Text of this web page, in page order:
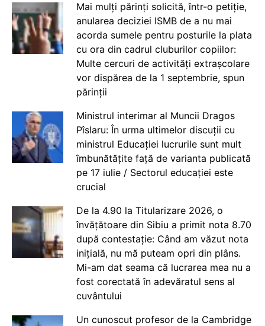
Mai mulți părinți solicită, într-o petiție,
anularea deciziei ISMB de a nu mai
acorda sumele pentru posturile la plata
cu ora din cadrul cluburilor copiilor:
Multe cercuri de activități extrașcolare
vor dispărea de la 1 septembrie, spun
părinții
Ministrul interimar al Muncii Dragos
Pîslaru: În urma ultimelor discuții cu
ministrul Educației lucrurile sunt mult
îmbunătățite față de varianta publicată
pe 17 iulie / Sectorul educației este
crucial
De la 4.90 la Titularizare 2026, o
învățătoare din Sibiu a primit nota 8.70
după contestație: Când am văzut nota
inițială, nu mă puteam opri din plâns.
Mi-am dat seama că lucrarea mea nu a
fost corectată în adevăratul sens al
cuvântului
Un cunoscut profesor de la Cambridge